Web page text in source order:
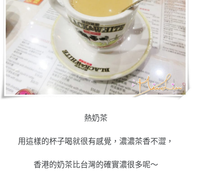
熱奶茶
用這樣的杯子喝就很有感覺，濃濃茶香不澀，
香港的奶茶比台灣的確實濃很多呢～